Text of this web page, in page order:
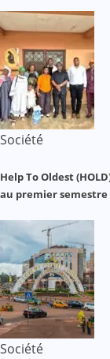
Société
Help To Oldest
au premier semestre
Société